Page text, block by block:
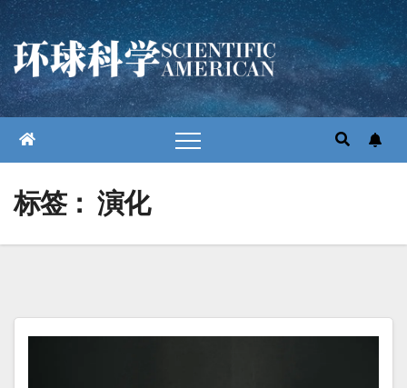
跳
至
内
容
标签： 演化